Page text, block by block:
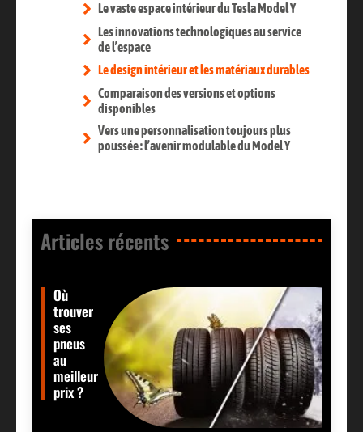
Le vaste espace intérieur du Tesla Model Y
Les innovations technologiques au service
de l’espace
Le design intérieur et les matériaux durables
Comparaison des versions et options
disponibles
Vers une personnalisation toujours plus
poussée : l’avenir modulable du Model Y
Articles récents​
Où
trouver
ses
pneus
au
meilleur
prix ?